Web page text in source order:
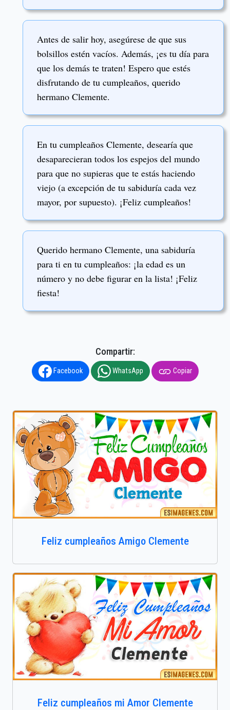
Antes de salir hoy, asegúrese de que sus
bolsillos estén vacíos. Además, ¡es tu día para
que los demás te traten! Espero que estés
disfrutando de tu cumpleaños, querido
hermano Clemente.
En tu cumpleaños Clemente, desearía que
desaparecieran todos los espejos del mundo
para que no supieras que te estás haciendo
viejo (a excepción de tu sabiduría cada vez
mayor, por supuesto). ¡Feliz cumpleaños!
Querido hermano Clemente, una sabiduría
para ti en tu cumpleaños: ¡la edad es un
número y no debe figurar en la lista! ¡Feliz
fiesta!
Compartir:
Facebook WhatsApp Copiar
Feliz cumpleaños Amigo Clemente
Feliz cumpleaños mi Amor Clemente